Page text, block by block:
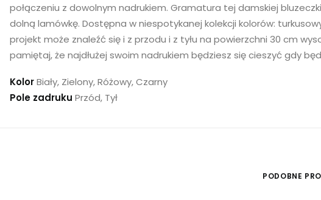
połączeniu z dowolnym nadrukiem. Gramatura tej damskiej
dolną lamówkę. Dostępna w niespotykanej kolekcji kolorów:
projekt może znaleźć się i z przodu i z tyłu na powierzchni 30 cm
pamiętaj, że najdłużej swoim nadrukiem będziesz się cieszyć gdy
KolorBiały, Zielony, Różowy, Czarny
Pole zadruku Przód, Tył
PODOBNE